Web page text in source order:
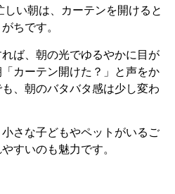
い朝は、カーテンを開けると
ちです。
ば、朝の光でゆるやかに目が
カーテン開けた？」と声をか
、朝のバタバタ感は少し変わ
さな子どもやペットがいるご
すいのも魅力です。